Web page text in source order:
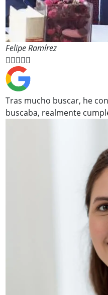
Felipe Ramírez

Tras mucho buscar, he
buscaba, realmente